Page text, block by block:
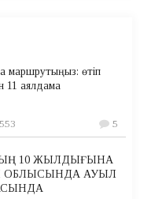
маршрутыңыз: өтіп
11 аялдама
553 5
10 ЖЫЛДЫҒЫНА
ОБЛЫСЫНДА АУЫЛ